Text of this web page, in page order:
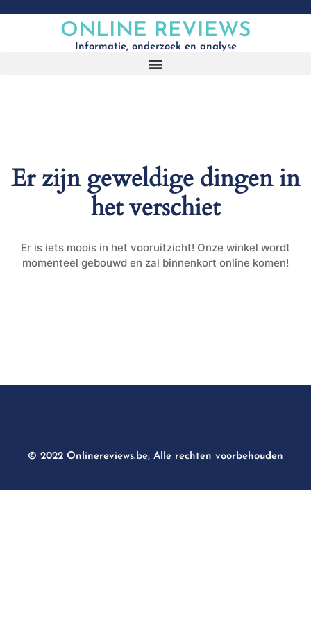
ONLINE REVIEWS
Informatie, onderzoek en analyse
Er zijn geweldige dingen in
het verschiet
Er is iets moois in het vooruitzicht! Onze winkel wordt
momenteel gebouwd en zal binnenkort online komen!
© 2022 Onlinereviews.be, Alle rechten voorbehouden